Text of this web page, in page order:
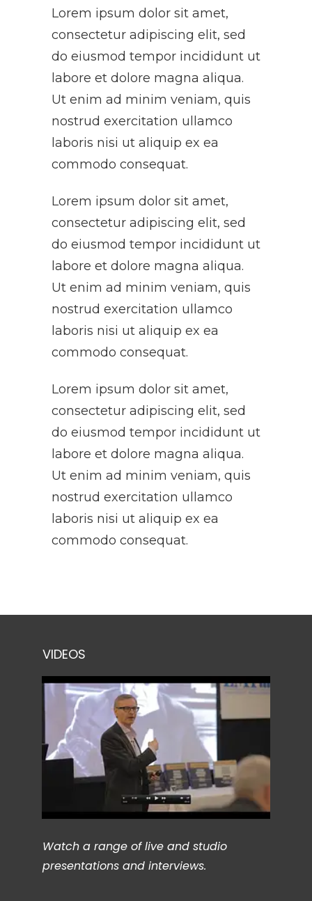
Lorem ipsum dolor sit amet,
consectetur adipiscing elit, sed
do eiusmod tempor incididunt ut
labore et dolore magna aliqua.
Ut enim ad minim veniam, quis
nostrud exercitation ullamco
laboris nisi ut aliquip ex ea
commodo consequat.
Lorem ipsum dolor sit amet,
consectetur adipiscing elit, sed
do eiusmod tempor incididunt ut
labore et dolore magna aliqua.
Ut enim ad minim veniam, quis
nostrud exercitation ullamco
laboris nisi ut aliquip ex ea
commodo consequat.
Lorem ipsum dolor sit amet,
consectetur adipiscing elit, sed
do eiusmod tempor incididunt ut
labore et dolore magna aliqua.
Ut enim ad minim veniam, quis
nostrud exercitation ullamco
laboris nisi ut aliquip ex ea
commodo consequat.
VIDEOS
Watch a range of live and studio
presentations and interviews.